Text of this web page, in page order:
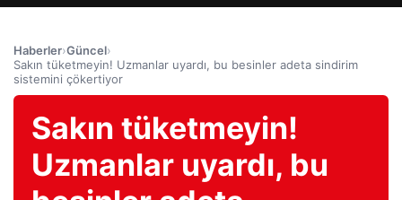
Haberler›Güncel›
Sakın tüketmeyin! Uzmanlar uyardı, bu besinler adeta sindirim
sistemini çökertiyor
Sakın tüketmeyin!
Uzmanlar uyardı, bu